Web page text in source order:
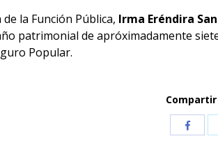
la Función Pública, Irma Eréndira
patrimonial de apróximadamente
Popular.